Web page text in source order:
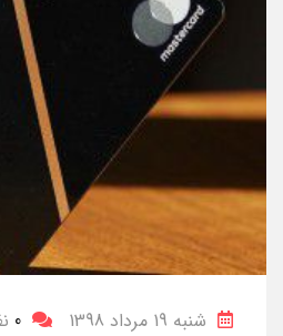
شنبه 19 مرداد 1398 0